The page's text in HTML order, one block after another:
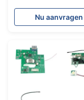
Nu aanvragen